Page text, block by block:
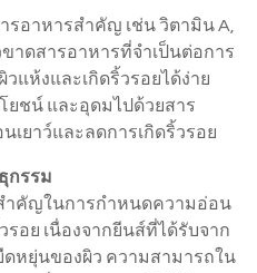
อาหารสำคัญ เช่น วิตามิน A,
ขาดสารอาหารที่จำเป็นต่อการ
แห้งและเกิดริ้วรอยได้ง่าย
ยชน์ และอุดมไปด้วยสาร
ยาว์และลดการเกิดริ้วรอย
กรรม
ำคัญในการกำหนดความอ่อน
รอย เนื่องจากยีนส์ที่ได้รับจาก
หยุ่นของผิว ความสามารถใน